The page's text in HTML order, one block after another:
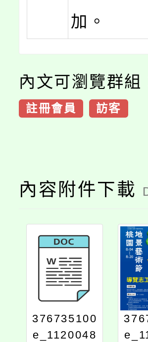
加。
內文可瀏覽群組
註冊會員 訪客
內容附件下載
376735100
e_1120048